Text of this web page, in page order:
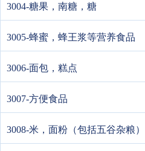
3004-糖果，南糖，糖
3005-蜂蜜，蜂王浆等营养食品
3006-面包，糕点
3007-方便食品
3008-米，面粉（包括五谷杂粮）